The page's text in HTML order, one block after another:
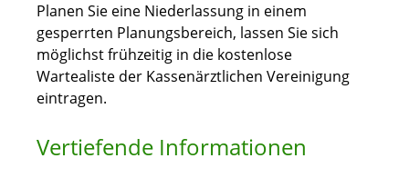
Planen Sie eine Niederlassung in einem
gesperrten Planungsbereich, lassen Sie sich
möglichst frühzeitig in die kostenlose
Wartealiste der Kassenärztlichen Vereinigung
eintragen.
Vertiefende Informationen